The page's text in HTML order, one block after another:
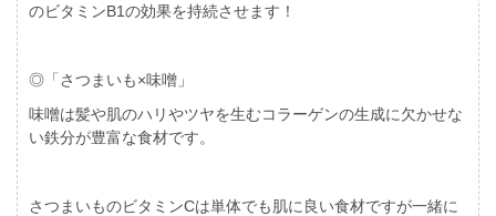
のビタミンB1の効果を持続させます！
◎「さつまいも×味噌」
味噌は髪や肌のハリやツヤを生むコラーゲンの生成に欠かせな
い鉄分が豊富な食材です。
さつまいものビタミンCは単体でも肌に良い食材ですが一緒に